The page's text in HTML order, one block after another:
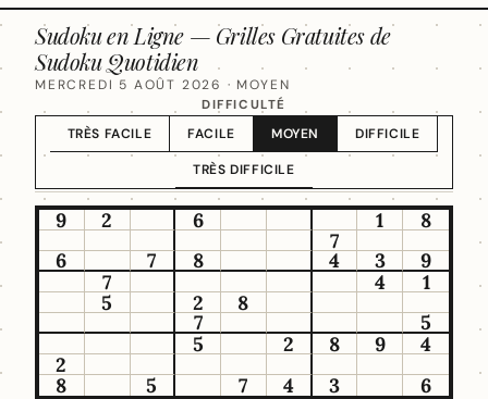
Sudoku en Ligne — Grilles Gratuites de
Sudoku Quotidien
MERCREDI 5 AOÛT 2026 · MOYEN
DIFFICULTÉ
TRÈS FACILE FACILE MOYEN DIFFICILE
TRÈS DIFFICILE
9 2 6 1
8
7
6
7 8 4 3
9
7
4
1
5
2
8
7
5
5
2 8 9
4
2
8
5 7 4 3 6